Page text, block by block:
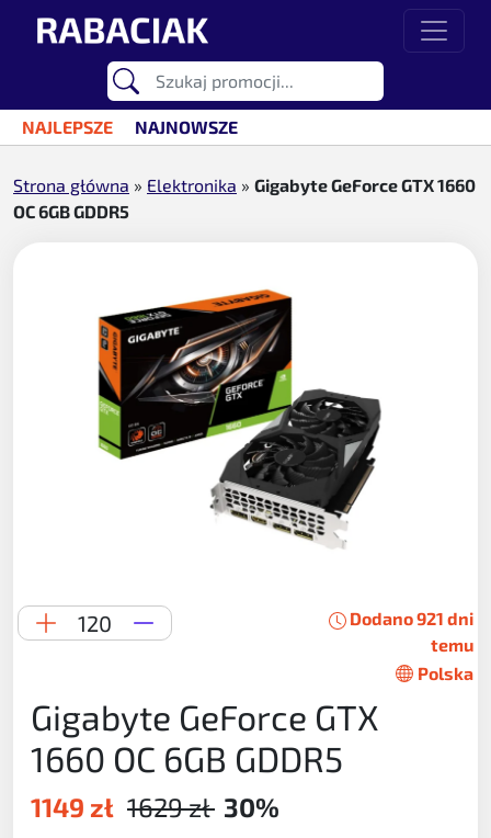
Main Navigation
NAJLEPSZE NAJNOWSZE
Strona główna » Elektronika » Gigabyte GeForce GTX 1660
OC 6GB GDDR5
120
Dodano 921 dni
temu
Polska
Gigabyte GeForce GTX
1660 OC 6GB GDDR5
1149 zł 1629 zł 30%